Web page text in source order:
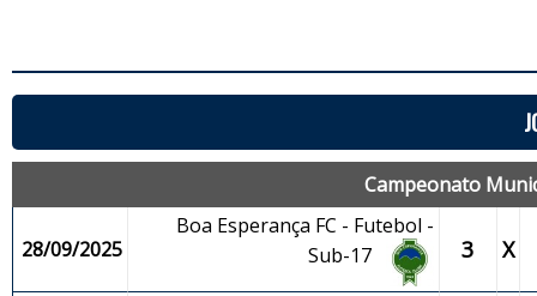
Campeonato
28/09/2025
Boa Esperança FC - Futebol -
Sub-17
3 X